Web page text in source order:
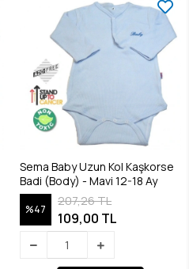
Sema Baby Uzun Kol Kaşkorse
Badi (Body) - Mavi 12-18 Ay
%47
207,26 TL
109,00 TL